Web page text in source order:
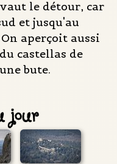
le détour, car
et jusqu'au
aperçoit aussi
castellas de
bute.
jour